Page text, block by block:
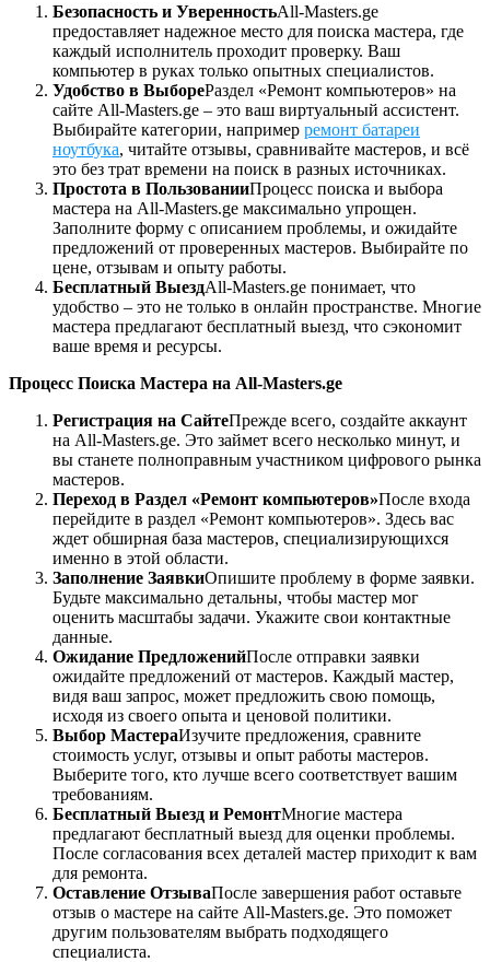
Безопасность и УверенностьAll-Masters.ge
предоставляет надежное место для поиска мастера, где
каждый исполнитель проходит проверку. Ваш
компьютер в руках только опытных специалистов.
Удобство в ВыбореРаздел «Ремонт компьютеров» на
сайте All-Masters.ge – это ваш виртуальный ассистент.
Выбирайте категории, например ремонт батареи
ноутбука, читайте отзывы, сравнивайте мастеров, и всё
это без трат времени на поиск в разных источниках.
Простота в ПользованииПроцесс поиска и выбора
мастера на All-Masters.ge максимально упрощен.
Заполните форму с описанием проблемы, и ожидайте
предложений от проверенных мастеров. Выбирайте по
цене, отзывам и опыту работы.
Бесплатный ВыездAll-Masters.ge понимает, что
удобство – это не только в онлайн пространстве. Многие
мастера предлагают бесплатный выезд, что сэкономит
ваше время и ресурсы.
Процесс Поиска Мастера на All-Masters.ge
Регистрация на СайтеПрежде всего, создайте аккаунт
на All-Masters.ge. Это займет всего несколько минут, и
вы станете полноправным участником цифрового рынка
мастеров.
Переход в Раздел «Ремонт компьютеров»После входа
перейдите в раздел «Ремонт компьютеров». Здесь вас
ждет обширная база мастеров, специализирующихся
именно в этой области.
Заполнение ЗаявкиОпишите проблему в форме заявки.
Будьте максимально детальны, чтобы мастер мог
оценить масштабы задачи. Укажите свои контактные
данные.
Ожидание ПредложенийПосле отправки заявки
ожидайте предложений от мастеров. Каждый мастер,
видя ваш запрос, может предложить свою помощь,
исходя из своего опыта и ценовой политики.
Выбор МастераИзучите предложения, сравните
стоимость услуг, отзывы и опыт работы мастеров.
Выберите того, кто лучше всего соответствует вашим
требованиям.
Бесплатный Выезд и РемонтМногие мастера
предлагают бесплатный выезд для оценки проблемы.
После согласования всех деталей мастер приходит к вам
для ремонта.
Оставление ОтзываПосле завершения работ оставьте
отзыв о мастере на сайте All-Masters.ge. Это поможет
другим пользователям выбрать подходящего
специалиста.